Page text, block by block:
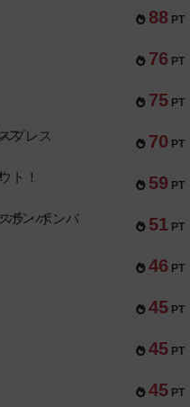
88 PT
76 PT
75 PT
70 PT
プレス
59 PT
ト！
51 PT
ラ・ボンバ
46 PT
45 PT
45 PT
45 PT